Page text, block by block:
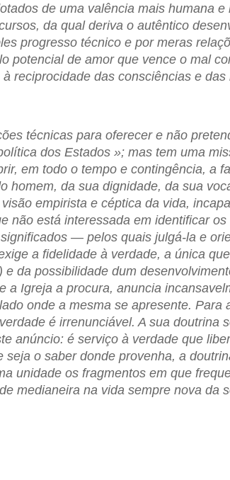
de uma valência mais humana e
da qual deriva o autêntico
progresso técnico e por meras
potencial de amor que vence o mal
reciprocidade das consciências e das
técnicas para oferecer e não
dos Estados »; mas tem uma
em todo o tempo e contingência, a
homem, da sua dignidade, da sua
empirista e céptica da vida,
não está interessada em identificar
— pelos quais julgá-la e
a fidelidade à verdade, a única
e da possibilidade dum
a Igreja a procura, anuncia
onde a mesma se apresente. Para
é irrenunciável. A sua doutrina
anúncio: é serviço à verdade que
seja o saber donde provenha, a
unidade os fragmentos em que
medianeira na vida sempre nova da